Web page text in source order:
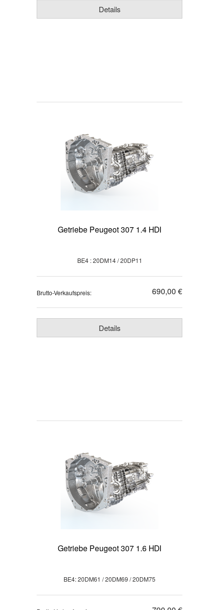
Details
Getriebe Peugeot 307 1.4 HDI
BE4 : 20DM14 / 20DP11
Brutto-Verkaufspreis: 690,00 €
Details
Getriebe Peugeot 307 1.6 HDI
BE4: 20DM61 / 20DM69 / 20DM75